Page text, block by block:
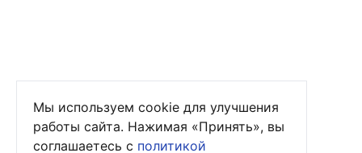
Мы используем cookie для улучшения
работы сайта. Нажимая «Принять», вы
соглашаетесь с политикой